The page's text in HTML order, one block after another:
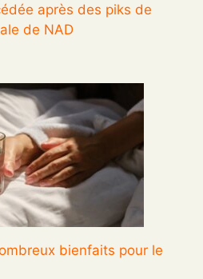
après des piks de
de NAD
bienfaits pour le